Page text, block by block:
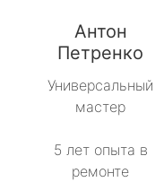
Антон
Петренко
Универсальный
мастер
5 лет опыта в
ремонте